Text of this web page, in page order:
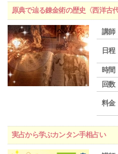
原典で辿る錬金術の歴史〈西洋古
講師
日程
時間
回数
料金
実占から学ぶカンタン手相占い